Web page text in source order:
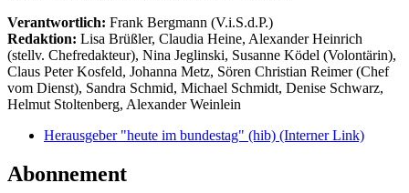
Verantwortlich: Frank Bergmann (V.i.S.d.P.)
Redaktion: Lisa Brüßler, Claudia Heine, Alexander Heinrich
(stellv. Chefredakteur), Nina Jeglinski, Susanne Ködel (Volontärin),
Claus Peter Kosfeld, Johanna Metz, Sören Christian Reimer (Chef
vom Dienst), Sandra Schmid, Michael Schmidt, Denise Schwarz,
Helmut Stoltenberg, Alexander Weinlein
Herausgeber "heute im bundestag" (hib) (Interner Link)
Abonnement